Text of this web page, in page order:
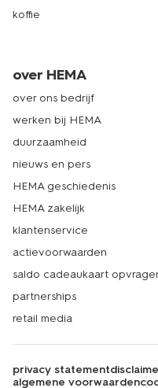
koffie
over HEMA
over ons bedrijf
werken bij HEMA
duurzaamheid
nieuws en pers
HEMA geschiedenis
HEMA zakelijk
klantenservice
actievoorwaarden
saldo cadeaukaart
partnerships
retail media
privacy statement
algemene voorwaarden